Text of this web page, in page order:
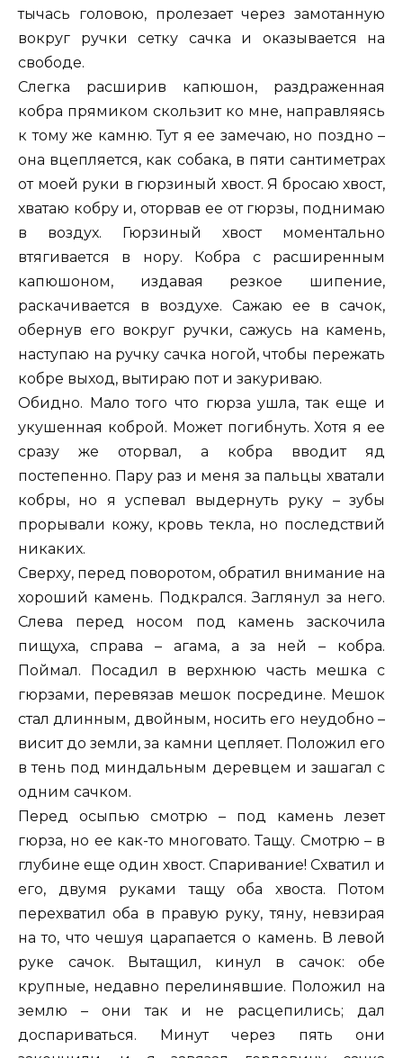
тычась головою, пролезает через замотанную
вокруг ручки сетку сачка и оказывается на
свободе.
Слегка расширив капюшон, раздраженная
кобра прямиком скользит ко мне, направляясь
к тому же камню. Тут я ее замечаю, но поздно –
она вцепляется, как собака, в пяти сантиметрах
от моей руки в гюрзиный хвост. Я бросаю хвост,
хватаю кобру и, оторвав ее от гюрзы, поднимаю
в воздух. Гюрзиный хвост моментально
втягивается в нору. Кобра с расширенным
капюшоном, издавая резкое шипение,
раскачивается в воздухе. Сажаю ее в сачок,
обернув его вокруг ручки, сажусь на камень,
наступаю на ручку сачка ногой, чтобы пережать
кобре выход, вытираю пот и закуриваю.
Обидно. Мало того что гюрза ушла, так еще и
укушенная коброй. Может погибнуть. Хотя я ее
сразу же оторвал, а кобра вводит яд
постепенно. Пару раз и меня за пальцы хватали
кобры, но я успевал выдернуть руку – зубы
прорывали кожу, кровь текла, но последствий
никаких.
Сверху, перед поворотом, обратил внимание на
хороший камень. Подкрался. Заглянул за него.
Слева перед носом под камень заскочила
пищуха, справа – агама, а за ней – кобра.
Поймал. Посадил в верхнюю часть мешка с
гюрзами, перевязав мешок посредине. Мешок
стал длинным, двойным, носить его неудобно –
висит до земли, за камни цепляет. Положил его
в тень под миндальным деревцем и зашагал с
одним сачком.
Перед осыпью смотрю – под камень лезет
гюрза, но ее как-то многовато. Тащу. Смотрю – в
глубине еще один хвост. Спаривание! Схватил и
его, двумя руками тащу оба хвоста. Потом
перехватил оба в правую руку, тяну, невзирая
на то, что чешуя царапается о камень. В левой
руке сачок. Вытащил, кинул в сачок: обе
крупные, недавно перелинявшие. Положил на
землю – они так и не расцепились; дал
доспариваться. Минут через пять они